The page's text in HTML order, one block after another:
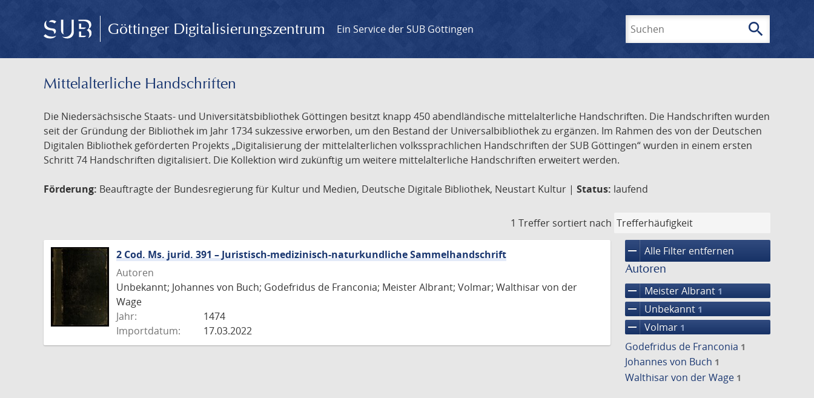
Göttinger Digitalisierungszentrum Ein Service der SUB Göttingen search
Mittelalterliche Handschriften
Die Niedersächsische Staats- und Universitätsbibliothek Göttingen besitzt knapp 450 abendländische mittelalterliche Handschriften. Die Handschriften wurden
seit der Gründung der Bibliothek im Jahr 1734 sukzessive erworben, um den Bestand der Universalbibliothek zu ergänzen. Im Rahmen des von der Deutschen
Digitalen Bibliothek geförderten Projekts „Digitalisierung der mittelalterlichen volkssprachlichen Handschriften der SUB Göttingen“ wurden in einem ersten
Schritt 74 Handschriften digitalisiert. Die Kollektion wird zukünftig um weitere mittelalterliche Handschriften erweitert werden.
Förderung: Beauftragte der Bundesregierung für Kultur und Medien, Deutsche Digitale Bibliothek, Neustart Kultur | Status: laufend
1 Treffer sortiert nach
remove Alle Filter entfernen
Autoren
remove Meister Albrant 1
remove Unbekannt 1
remove Volmar 1
Godefridus de Franconia 1
Johannes von Buch 1
Walthisar von der Wage 1
2 Cod. Ms. jurid. 391 – Juristisch-medizinisch-naturkundliche Sammelhandschrift
Autoren
Unbekannt; Johannes von Buch; Godefridus de Franconia; Meister Albrant; Volmar; Walthisar von der
Wage
Jahr:
1474
Importdatum:
17.03.2022